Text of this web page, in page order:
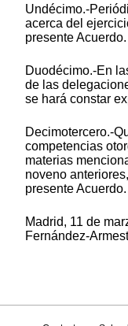
Undécimo.-
acerca del
presente Acuerdo.
Duodécimo.-En
de las
se hará constar
Decimotercero.-
competencias
materias
noveno
presente Acuerdo.
Madrid, 11 de
Fernández-